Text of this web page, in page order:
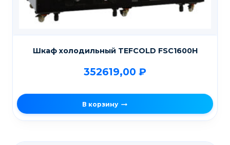
Шкаф холодильный TEFCOLD FSC1600H
352619,00 ₽
В корзину